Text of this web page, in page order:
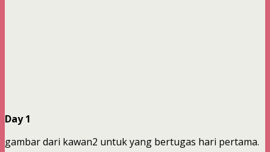
Day 1
gambar dari kawan2 untuk yang bertugas hari pertama.